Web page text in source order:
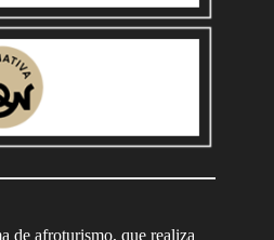
de afroturismo, que realiza